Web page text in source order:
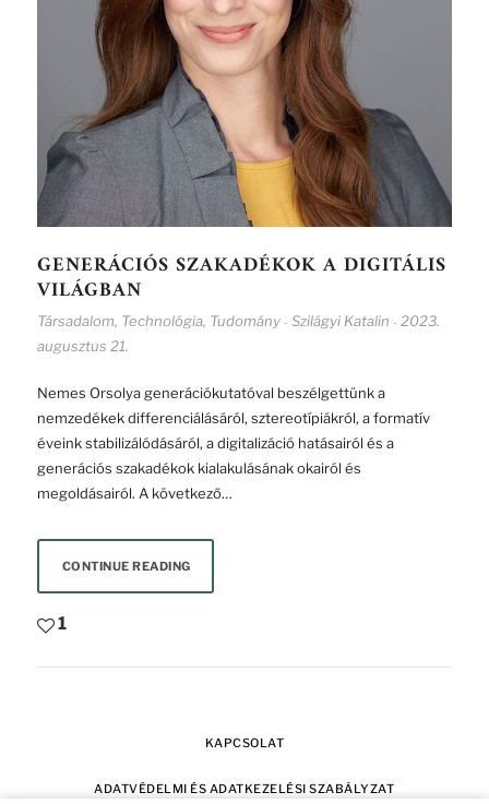
GENERÁCIÓS SZAKADÉKOK A DIGITÁLIS
VILÁGBAN
Társadalom, Technológia, Tudomány - Szilágyi Katalin - 2023.
augusztus 21.
Nemes Orsolya generációkutatóval beszélgettünk a
nemzedékek differenciálásáról, sztereotípiákról, a formatív
éveink stabilizálódásáról, a digitalizáció hatásairól és a
generációs szakadékok kialakulásának okairól és
megoldásairól. A következő…
CONTINUE READING
1
KAPCSOLAT
ADATVÉDELMI ÉS ADATKEZELÉSI SZABÁLYZAT